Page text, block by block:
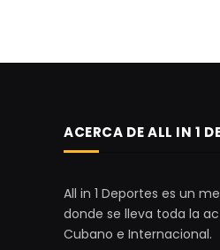
ACERCA DE ALL IN 1
All in 1 Deportes es un
donde se lleva toda la
Cubano e Internacional.